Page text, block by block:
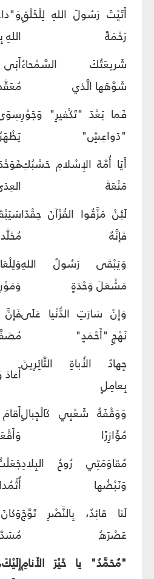
أَتَيْتَ رَسُولَ اللهِ لِلْخَلْقِ
رَحْمَةً
شَريعَتُكَ السَّمْحاءُ
شَوَّهَها الَّذي
فَما بَعْدَ "تَكْفيرٍ" وَجَوْرِ
"دَواعِشٍ"
أَيَا أُمَّةَ الإِسْلامِ حَسْبُكِ
مَنْعَةً
لَئِنْ مَزَّقُوا القُرْآنَ حِقْدًا
فَإِنَّهُ
وَيَبْقَى رَسُولُ اللهِ
مَشْعَلَ وَحْدَةٍ
وَإِنْ سَارَتِ الدُّنْيا عَلَى
نَهْجِ "أَحْمَدٍ"
جِهادُ الأُباةِ الثَّائِرِينَ
بِعامِلٍ
وَوَقْفَةُ شَعْبِي كَالْجِبالِ
مُؤَازِرًا
مُقاوَمَتِي رُوحُ البِلادِ
وَنَبْضُها
لَنا قائِدٌ، بِالنَّصْرِ تَوَّجَ
عَصْرَهُ
"مُحَمَّدُ" يا خَيْرَ الأَنامِ